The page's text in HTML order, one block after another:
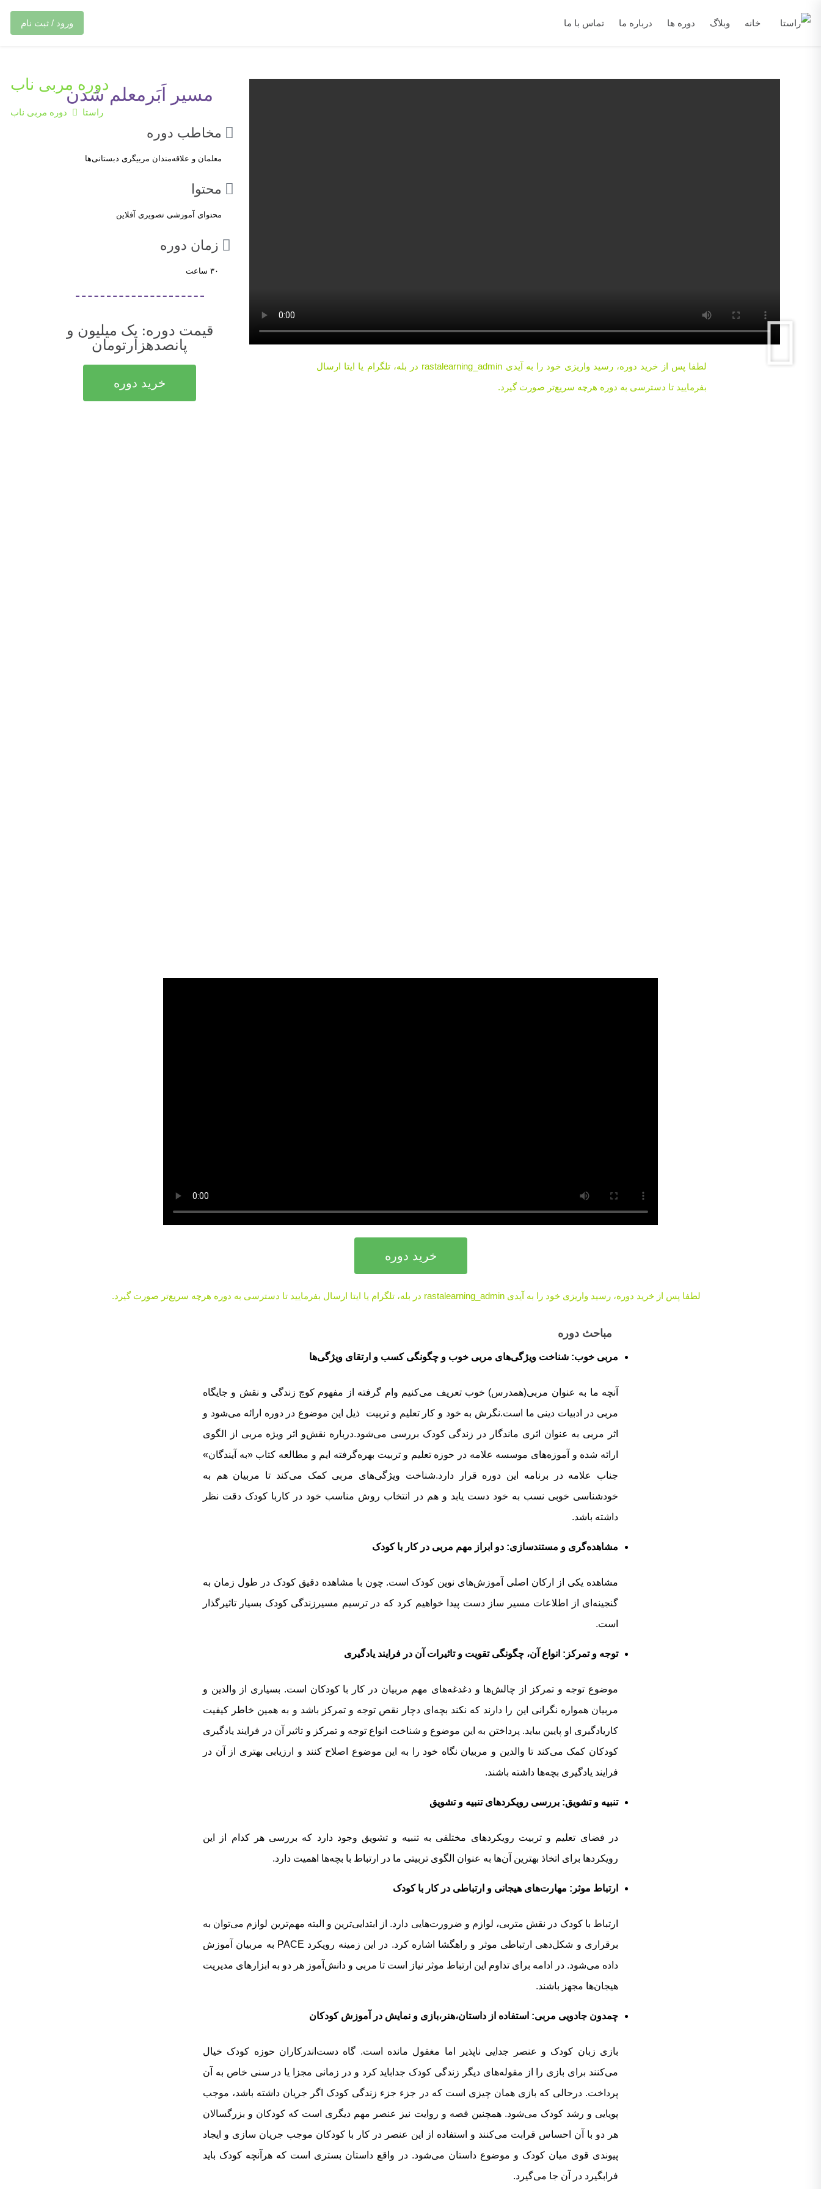
خانه وبلاگ دوره ها درباره ما تماس با ما ورود / ثبت نام
دوره مربی ناب
راستا دوره مربی ناب
لطفا پس از خرید دوره، رسید واریزی خود را به آیدی rastalearning_admin در بله، تلگرام یا ایتا ارسال
بفرمایید تا دسترسی به دوره هرچه‌ سریع‌تر صورت گیرد.
مسیر اَبَرمعلم شدن
مخاطب دوره
معلمان و علاقه‌مندان مربیگری دبستانی‌ها
محتوا
محتوای آموزشی تصویری آفلاین
زمان دوره
۳۰ ساعت
قیمت دوره: یک میلیون و
پانصدهزارتومان
خرید دوره
خرید دوره
لطفا پس از خرید دوره، رسید واریزی خود را به آیدی rastalearning_admin در بله، تلگرام یا ایتا ارسال بفرمایید تا دسترسی به دوره هرچه‌ سریع‌تر صورت گیرد.
مباحث دوره
مربی خوب: شناخت ویژگی‌های مربی خوب و چگونگی کسب و ارتقای ویژگی‌ها
آنچه ما به عنوان مربی(همدرس) خوب تعریف می‌کنیم وام گرفته از مفهوم کوچ زندگی و نقش و جایگاه
مربی در ادبیات دینی ما است.نگرش به خود و کار تعلیم و تربیت ذیل این موضوع در دوره ارائه می‌شود و
اثر مربی به عنوان اثری ماندگار در زندگی کودک بررسی می‌شود.درباره نقش‌و اثر ویژه مربی از الگوی
ارائه شده و آموزه‌های موسسه علامه در حوزه تعلیم و تربیت بهره‌گرفته ایم و مطالعه کتاب «به آیندگان»
جناب علامه در برنامه این دوره قرار دارد.شناخت ویژگی‌های مربی کمک می‌کند تا مربیان هم به
خودشناسی خوبی نسب به خود دست یابد و هم در انتخاب روش مناسب خود در کاربا کودک دقت نظر
داشته باشد.
مشاهده‌گری و مستندسازی: دو ابراز مهم مربی در کار با کودک
مشاهده یکی از ارکان اصلی آموزش‌های نوین کودک است. چون با مشاهده دقیق کودک در طول زمان به
گنجینه‌ای از اطلاعات مسیر ساز دست پیدا خواهیم کرد که در ترسیم مسیرزندگی کودک بسیار تاثیرگذار
است.
توجه و تمرکز: انواع آن، چگونگی تقویت و تاثیرات آن در فرایند یادگیری
موضوع توجه و تمرکز از چالش‌ها و دغدغه‌های مهم مربیان در کار با کودکان است. بسیاری از والدین و
مربیان همواره نگرانی این را دارند که نکند بچه‌ای دچار نقص توجه و تمرکز باشد و به همین خاطر کیفیت
کاریادگیری او پایین بیاید. پرداختن به این موضوع و شناخت انواع توجه و تمرکز و تاثیر آن در فرایند یادگیری
کودکان کمک می‌کند تا والدین و مربیان نگاه خود را به این موضوع اصلاح کنند و ارزیابی بهتری از آن در
فرایند یادگیری بچه‌ها داشته باشند.
تنبیه و تشویق: بررسی رویکردهای تنبیه و تشویق
در فضای تعلیم و تربیت رویکردهای مختلفی به تنبیه و تشویق وجود دارد که بررسی هر کدام از این
رویکردها برای اتخاذ بهترین آن‌ها به عنوان الگوی تربیتی ما در ارتباط با بچه‌ها اهمیت دارد.
ارتباط موثر: مهارت‌های هیجانی و ارتباطی در کار با کودک
ارتباط با کودک در نقش متربی، لوازم و ضرورت‌هایی دارد. از ابتدایی‌ترین و البته مهم‌ترین لوازم می‌توان به
برقراری و شکل‌دهی ارتباطی موثر و راهگشا اشاره کرد. در این زمینه رویکرد PACE به مربیان آموزش
داده می‌شود. در ادامه برای تداوم این ارتباط موثر نیاز است تا مربی و دانش‌آموز هر دو به ابزارهای مدیریت
هیجان‌ها مجهز باشند.
چمدون جادویی مربی: استفاده از داستان،هنر،بازی و نمایش در آموزش کودکان
بازی زبان کودک و عنصر جدایی ناپذیر اما مغفول مانده است. گاه دست‌اندرکاران حوزه کودک خیال
می‌کنند برای بازی را از مقوله‌های دیگر زندگی کودک جداباید کرد و در زمانی مجزا یا در سنی خاص به آن
پرداخت. درحالی که بازی همان چیزی است که در جزء جزء زندگی کودک اگر جریان داشته باشد، موجب
پویایی و رشد کودک می‌شود. همچنین قصه و روایت نیز عنصر مهم دیگری است که کودکان و بزرگسالان
هر دو با آن احساس قرابت می‌کنند و استفاده از این عنصر در کار با کودکان موجب جریان سازی و ایجاد
پیوندی قوی میان کودک و موضوع داستان می‌شود. در واقع داستان بستری است که هرآنچه کودک باید
فرابگیرد در آن جا می‌گیرد.